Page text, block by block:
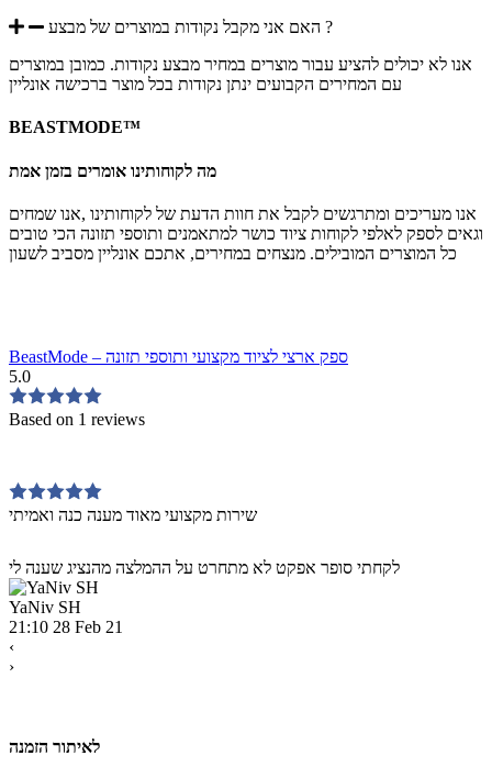
האם אני מקבל נקודות במוצרים של מבצע ?
אנו לא יכולים להציע עבור מוצרים במחיר מבצע נקודות. כמובן במוצרים
עם המחירים הקבועים ינתן נקודות בכל מוצר ברכישה אונליין
BEASTMODE™
מה לקוחותינו אומרים בזמן אמת
אנו מעריכים ומתרגשים לקבל את חוות הדעת של לקוחותינו ,אנו שמחים
וגאים לספק לאלפי לקוחות ציוד כושר למתאמנים ותוספי תזונה הכי טובים
BeastMode – ספק ארצי לציוד מקצועי ותוספי תזונה
5.0
Based on 1 reviews
שירות מקצועי מאוד מענה כנה ואמיתי
לקחתי סופר אפקט לא מתחרט על ההמלצה מהנציג שענה לי
YaNiv SH
21:10 28 Feb 21
‹
›
לאיתור הזמנה